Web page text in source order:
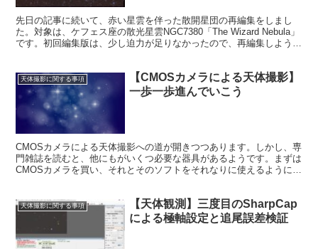
先日の記事に続いて、赤い星雲を伴った散開星団の再編集をしまし
た。対象は、ケフェス座の散光星雲NGC7380「The Wizard Nebula」
です。初回編集版は、少し迫力が足りなかったので、再編集しようと
天体撮影に関する事項
【CMOSカメラによる天体撮影】
一歩一歩進んでいこう
CMOSカメラによる天体撮影への道が開きつつあります。しかし、専
門雑誌を読むと、他にもがいくつ必要な器具があるようです。まずは
CMOSカメラを買い、それとそのソフトをそれなりに使えるようにな
天体撮影に関する事項
【天体観測】三度目のSharpCap
による極軸設定と追尾誤差検証